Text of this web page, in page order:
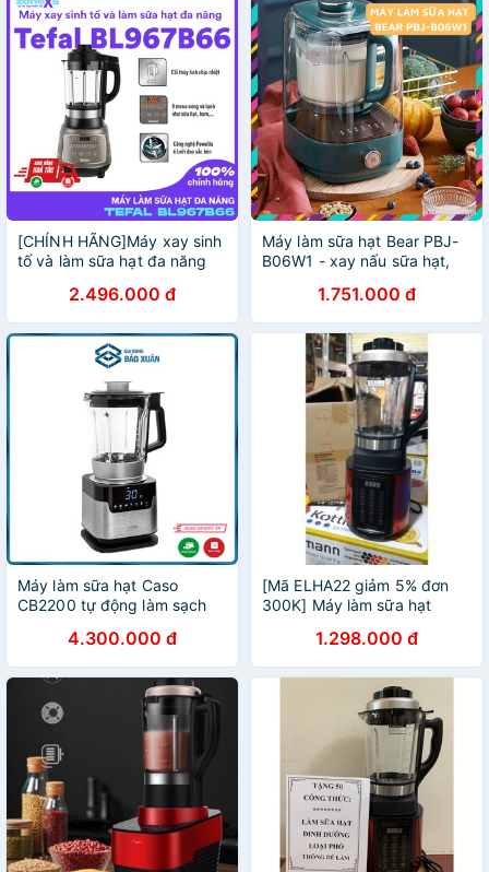
[CHÍNH HÃNG]Máy xay sinh
tố và làm sữa hạt đa năng
Máy làm sữa hạt Tefal
2.496.000 đ
Máy làm sữa hạt Bear PBJ-
B06W1 - xay nấu sữa hạt,
1.751.000 đ
Máy làm sữa hạt Caso
CB2200 tự động làm sạch
4.300.000 đ
[Mã ELHA22 giảm 5% đơn
300K] Máy làm sữa hạt
công thức làm sữa hạt》
1.298.000 đ